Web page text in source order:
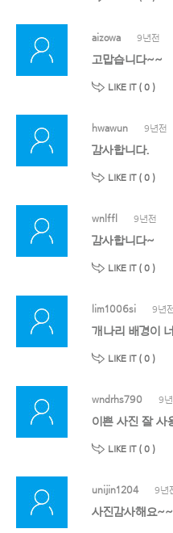
aizowa 9년전
고맙습니다~~
LIKE IT ( 0 )
hwawun 9년전
감사합니다.
LIKE IT ( 0 )
wnlffl 9년전
감사합니다~
LIKE IT ( 0 )
lim1006si 9년전
개나리 배경이
LIKE IT ( 0 )
wndrhs790 9
이쁜 사진 잘 사
LIKE IT ( 0 )
unijin1204 9년
사진감사해요~~